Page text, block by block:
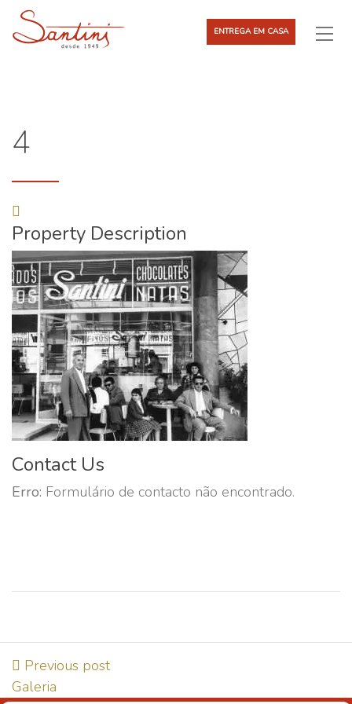
ENTREGA EM CASA
4
Property Description
Contact Us
Erro: Formulário de contacto não encontrado.
Previous post
Galeria